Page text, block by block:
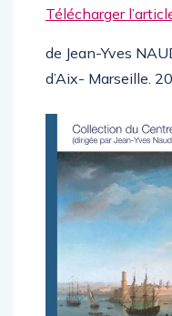
Télécharger
de Jean-Yves
d’Aix- Marseille.